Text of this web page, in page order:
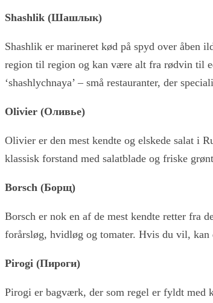
Shashlik (Шашлык)
Shashlik er marineret kød på spyd over
region til region og kan være alt fra rødvin til
‘shashlychnaya’ – små restauranter, der
Olivier (Оливье)
Olivier er den mest kendte og elskede salat i
klassisk forstand med salatblade og friske
Borsch (Борщ)
Borsch er nok en af de mest kendte retter fra
forårsløg, hvidløg og tomater. Hvis du vil, kan
Pirogi (Пироги)
Pirogi er bagværk, der som regel er fyldt med